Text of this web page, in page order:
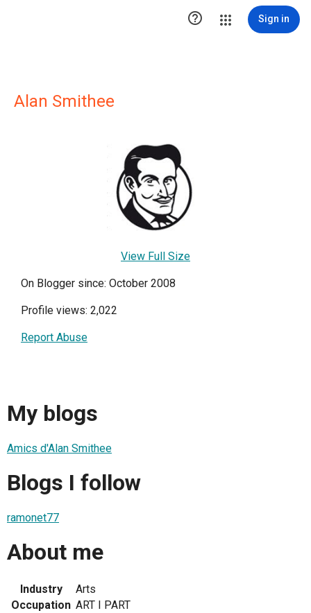
 Sign in
Alan Smithee
View Full Size
On Blogger since: October 2008
Profile views: 2,022
Report Abuse
My blogs
Amics d'Alan Smithee
Blogs I follow
ramonet77
About me
Industry
Arts
Occupation ART I PART